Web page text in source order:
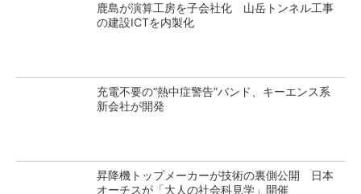
鹿島が演算工房を子会社化 山岳トンネル工事
の建設ICTを内製化
充電不要の“熱中症警告”バンド、キーエンス系
新会社が開発
昇降機トップメーカーが技術の裏側公開 日本
オーチスが「大人の社会科見学」開催